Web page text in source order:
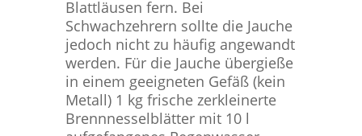
Blattläusen fern. Bei
Schwachzehrern sollte die Jauche
jedoch nicht zu häufig angewandt
werden. Für die Jauche übergieße
in einem geeigneten Gefäß (kein
Metall) 1 kg frische zerkleinerte
Brennnesselblätter mit 10 l